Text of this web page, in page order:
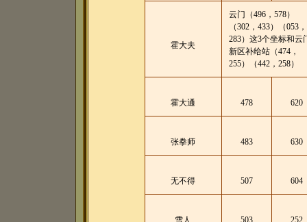
霍大夫
云门（496，578）
（302，433）（053，
283）这3个坐标和云
新区补给站（474，
255）（442，258）
霍大通 478 620
张拳师 483 630
无不得 507 604
雪人 503 252